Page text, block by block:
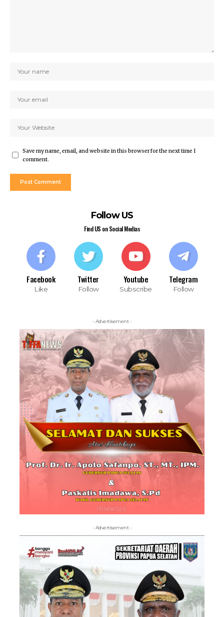
Save my name, email, and website in this browser for the next time I
comment.
Follow US
Find US on Social Medias
Facebook
Like
Twitter
Follow
Youtube
Subscribe
Telegram
Follow
- Advertisement -
- Advertisement -